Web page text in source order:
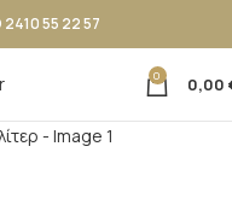
55 22 57
0 0,00